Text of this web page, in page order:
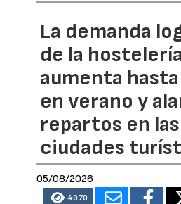
La demanda
de la hostelería
aumenta
en verano y
repartos en las
ciudades
05/08/2026
4070